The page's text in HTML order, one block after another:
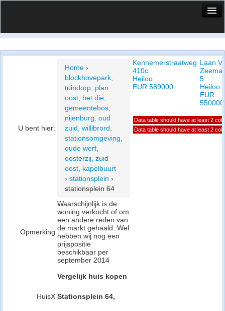
Vergelijk prijsposities - wijk
Privacy beleid
U bent hier:
Home ›
blockhovepark,
tuindorp, plan
oost, het die,
gemeentebos,
nijenburg, oud
zuid, willibrord,
stationsomgeving,
oude werf,
oosterzij, zuid
oost, kapelbuurt
› stationsplein ›
stationsplein 64
Opmerking
Waarschijnlijk is de
woning verkocht of om
een andere reden van
de markt gehaald. Wel
hebben wij nog een
prijspositie
beschikbaar per
september 2014
HuisX
Vergelijk huis kopen
Stationsplein 64,
Kennemerstraatweg
410c
Heiloo
EUR 589000
Laan
5
Heiloo
EUR
550000
Data table should have at least 2
Data table should have at least 2